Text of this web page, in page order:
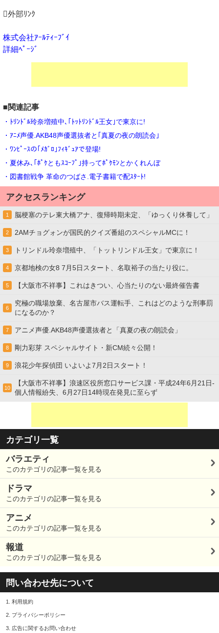
外部ﾘﾝｸ
株式会社ｱｰﾙﾃｨｰﾌﾞｲ
詳細ﾍﾟｰｼﾞ
■関連記事
・ﾄﾘﾝﾄﾞﾙ玲奈増殖中､｢ﾄｯﾄﾘﾝﾄﾞﾙ王女｣で東京に!
・ｱﾆﾒ声優.AKB48声優選抜者と｢真夏の夜の朗読会｣
・ﾜﾝﾋﾟｰｽの｢ﾒｶﾞﾛ｣ﾌｨｷﾞｭｱで登場!
・夏休み､｢ﾎﾟｹともｽｺｰﾌﾟ｣持ってﾎﾟｹﾓﾝとかくれんぼ
・図書館戦争 革命のつばさ.電子書籍で配ｽﾀｰﾄ!
アクセスランキング
1 脳梗塞のテレ東大橋アナ、復帰時期未定、「ゆっくり休養して」
2 2AMチョグォンが国民的クイズ番組のスペシャルMCに！
3 トリンドル玲奈増殖中、「トットリンドル王女」で東京に！
4 京都地検の女8 7月5日スタート、名取裕子の当たり役に。
5 【大阪市不祥事】これはきつい、心当たりのない最終催告書
6
究極の職場放棄、名古屋市バス運転手、これはどのような刑事罰
になるのか？
7 アニメ声優.AKB48声優選抜者と「真夏の夜の朗読会」
8 剛力彩芽 スペシャルサイト・新CM続々公開！
9 浪花少年探偵団 いよいよ7月2日スタート！
10
【大阪市不祥事】浪速区役所窓口サービス課・平成24年6月21日-
個人情報紛失、6月27日14時現在発見に至らず
カテゴリ一覧
バラエティ
このカテゴリの記事一覧を見る
ドラマ
このカテゴリの記事一覧を見る
アニメ
このカテゴリの記事一覧を見る
報道
このカテゴリの記事一覧を見る
問い合わせ先について
1. 利用規約
2. プライバシーポリシー
3. 広告に関するお問い合わせ